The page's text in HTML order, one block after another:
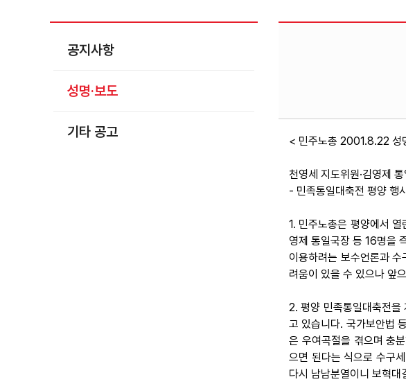
공지사항
성명·보도
기타 공고
< 민주노총 2001.8.22 성
천영세 지도위원·김영제
- 민족통일대축전 평양 행
1. 민주노총은 평양에서
영제 통일국장 등 16명을
이용하려는 보수언론과
려움이 있을 수 있으나 앞
2. 평양 민족통일대축전을
고 있습니다. 국가보안법
은 우여곡절을 겪으며 충
으면 된다는 식으로 수구
다시 남남분열이니 보혁